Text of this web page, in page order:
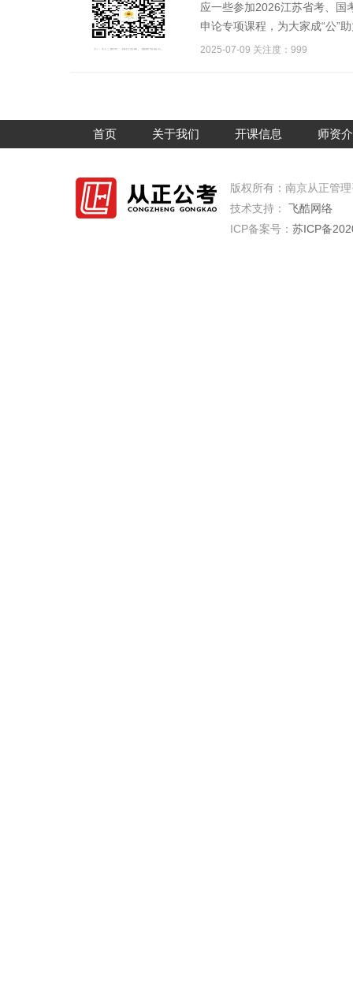
应一些参加2026江苏省考、国
申论专项课程，为大家成“公”
2025-07-09 关注度：999
首页 关于我们 开课信息 师资
版权所有：南京从正管
技术支持：
飞酷网络
ICP备案号： 苏ICP备